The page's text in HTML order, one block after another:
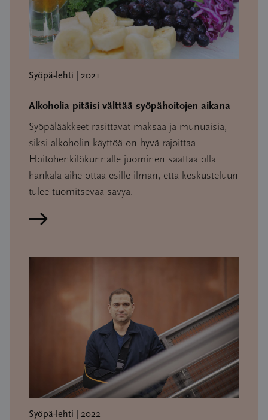
Syöpä-lehti | 2021
Alkoholia pitäisi välttää syöpähoitojen aikana
Syöpälääkkeet rasittavat maksaa ja munuaisia,
siksi alkoholin käyttöä on hyvä rajoittaa.
Hoitohenkilökunnalle juominen saattaa olla
hankala aihe ottaa esille ilman, että keskusteluun
tulee tuomitsevaa sävyä.
Lue artikkeli
Syöpä-lehti | 2022